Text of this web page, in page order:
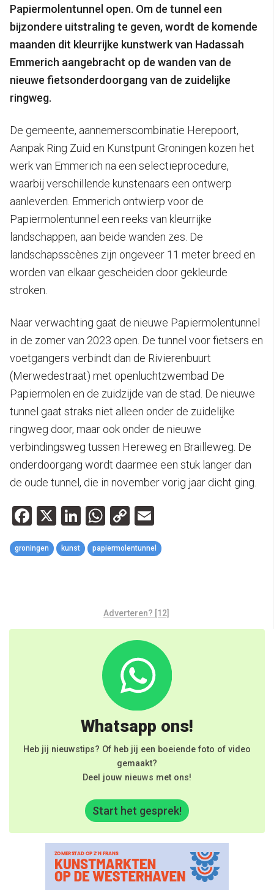
Papiermolentunnel open. Om de tunnel een
bijzondere uitstraling te geven, wordt de komende
maanden dit kleurrijke kunstwerk van Hadassah
Emmerich aangebracht op de wanden van de
nieuwe fietsonderdoorgang van de zuidelijke
ringweg.
De gemeente, aannemerscombinatie Herepoort,
Aanpak Ring Zuid en Kunstpunt Groningen kozen het
werk van Emmerich na een selectieprocedure,
waarbij verschillende kunstenaars een ontwerp
aanleverden. Emmerich ontwierp voor de
Papiermolentunnel een reeks van kleurrijke
landschappen, aan beide wanden zes. De
landschapsscènes zijn ongeveer 11 meter breed en
worden van elkaar gescheiden door gekleurde
stroken.
Naar verwachting gaat de nieuwe Papiermolentunnel
in de zomer van 2023 open. De tunnel voor fietsers en
voetgangers verbindt dan de Rivierenbuurt
(Merwedestraat) met openluchtzwembad De
Papiermolen en de zuidzijde van de stad. De nieuwe
tunnel gaat straks niet alleen onder de zuidelijke
ringweg door, maar ook onder de nieuwe
verbindingsweg tussen Hereweg en Brailleweg. De
onderdoorgang wordt daarmee een stuk langer dan
de oude tunnel, die in november vorig jaar dicht ging.
Facebook
X LinkedIn
WhatsApp
Copy
Link
groningen kunst papiermolentunnel
Adverteren? [12]
Whatsapp ons!
Heb jij nieuwstips? Of heb jij een boeiende foto of video
gemaakt?
Deel jouw nieuws met ons!
Start het gesprek!